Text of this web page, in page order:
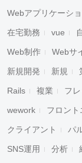
Webアプリケーシ
在宅勤務 vue
Web制作 Webサ
新規開発 新規
Rails 複業 フ
wework フロント
クライアント パ
SNS運用 分析